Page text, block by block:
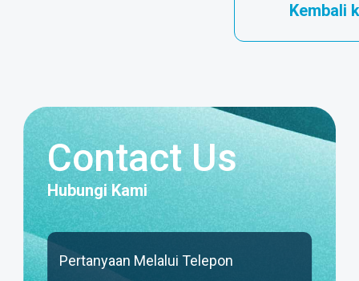
Kembali
Contact Us
Hubungi Kami
Pertanyaan Melalui Telepon